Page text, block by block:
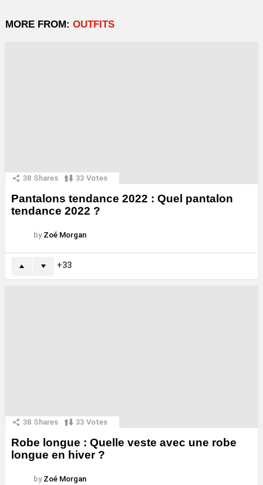
MORE FROM: OUTFITS
38 Shares 33 Votes
Pantalons tendance 2022 : Quel pantalon
tendance 2022 ?
by Zoé Morgan
33
38 Shares 33 Votes
Robe longue : Quelle veste avec une robe
longue en hiver ?
by Zoé Morgan